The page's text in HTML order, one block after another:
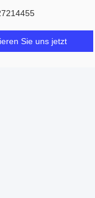
Sie uns jetzt